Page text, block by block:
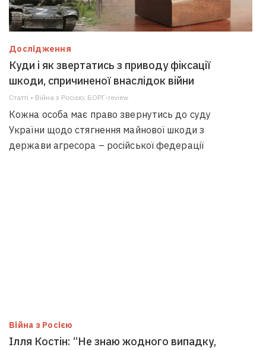
Дослідження
Куди і як звертатись з приводу фіксації
шкоди, спричиненої внаслідок війни
Статті • Війна з Росією; БОРГ-review
Кожна особа має право звернутись до суду
України щодо стягнення майнової шкоди з
держави агресора – російської федерації
Війна з Росією
Ілля Костін: “Не знаю жодного випадку,